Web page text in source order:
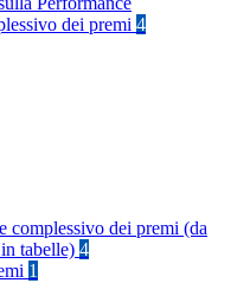
dei premi 4
complessivo dei premi (da
tabelle) 4
1